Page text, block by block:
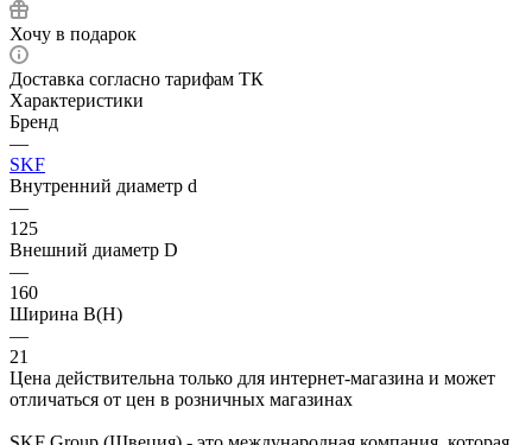
Хочу в подарок
Доставка согласно тарифам ТК
Характеристики
Бренд
—
SKF
Внутренний диаметр d
—
125
Внешний диаметр D
—
160
Ширина B(H)
—
21
Цена действительна только для интернет-магазина и может
отличаться от цен в розничных магазинах